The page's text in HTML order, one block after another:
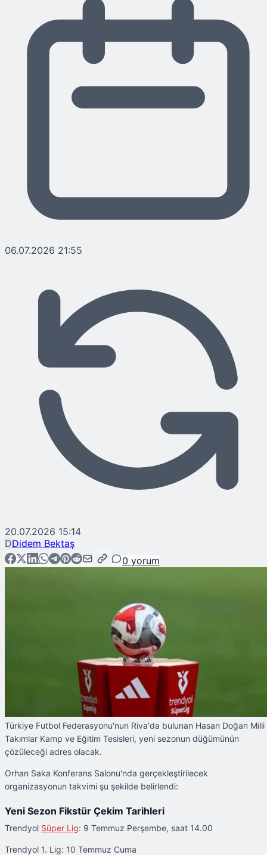
06.07.2026 21:55
20.07.2026 15:14
DDidem Bektaş
0 yorum
Türkiye Futbol Federasyonu'nun Riva'da bulunan Hasan Doğan Milli
Takımlar Kamp ve Eğitim Tesisleri, yeni sezonun düğümünün
çözüleceği adres olacak.
Orhan Saka Konferans Salonu'nda gerçekleştirilecek
organizasyonun takvimi şu şekilde belirlendi:
Yeni Sezon Fikstür Çekim Tarihleri
Trendyol Süper Lig: 9 Temmuz Perşembe, saat 14.00
Trendyol 1. Lig: 10 Temmuz Cuma